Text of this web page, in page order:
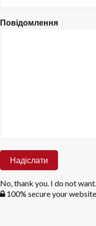
Повідомлення
No, thank you. I do not want.
100% secure your website.